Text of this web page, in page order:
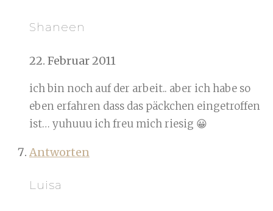
Shaneen
22. Februar 2011
ich bin noch auf der arbeit.. aber ich habe so
eben erfahren dass das päckchen eingetroffen
ist… yuhuuu ich freu mich riesig 😀
Antworten
Luisa